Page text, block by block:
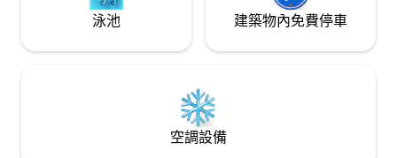
泳池 建築物內免費停車
空調設備